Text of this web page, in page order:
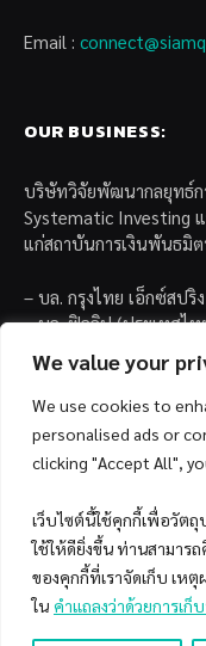
We value your
We use cookies to
personalised ads or
clicking "Accept All",
เว็บไซต์นี้ใช้คุกกี้เพื่อวัต
ใช้ให้ดียิ่งขึ้น ท่านสามาร
ของคุกกี้ที่เราจัดเก็บ เห
ใน คำแถลงว่าด้วยการเ
Email :
OUR BUSINESS:
บริษัทวิจัยพัฒนากลยุทธ์
Systematic Investing
แก่สถาบันการเงินพันธมิ
– บล. กรุงไทย เอ็กซ์สปริ
– บล. ฟิลลิป (ประเทศไ
©